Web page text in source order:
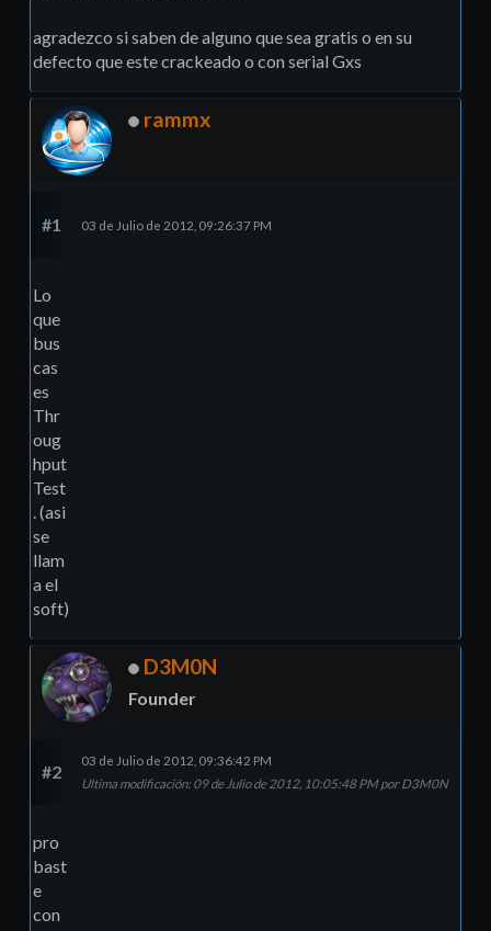
agradezco si saben de alguno que sea gratis o en su
defecto que este crackeado o con serial Gxs
rammx
#1 03 de Julio de 2012, 09:26:37 PM
Lo
que
bus
cas
es
Thr
oug
hput
Test
. (asi
se
llam
a el
soft)
D3M0N
Founder
#2
03 de Julio de 2012, 09:36:42 PM
Ultima modificación: 09 de Julio de 2012, 10:05:48 PM por D3M0N
pro
bast
e
con